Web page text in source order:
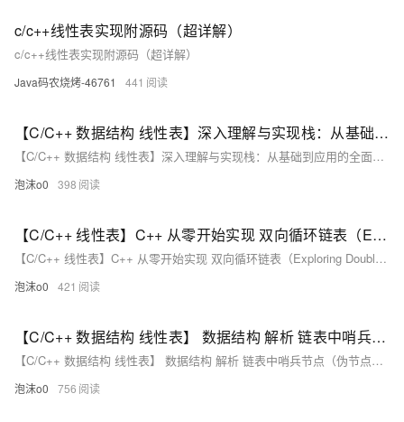
c/c++线性表实现附源码（超详解）
c/c++线性表实现附源码（超详解）
Java码农烧烤-46761 441
【C/C++ 数据结构 线性表】深入理解与实现栈：从基础到应用的全面探索
【C/C++ 数据结构 线性表】深入理解与实现栈：从基础到应用的全面探索
泡沫o0 398
【C/C++ 线性表】C++ 从零开始实现 双向循环链表（Exploring Doubly Circular Linked List in C++）
【C/C++ 线性表】C++ 从零开始实现 双向循环链表（Exploring Doubly Circular Linked List in C++）
泡沫o0 421
【C/C++ 数据结构 线性表】 数据结构 解析 链表中哨兵节点（伪节点）的作用
【C/C++ 数据结构 线性表】 数据结构 解析 链表中哨兵节点（伪节点）的作用
泡沫o0 756